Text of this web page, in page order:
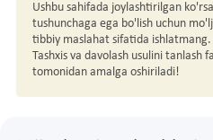
Ushbu sahifada joylashtirilgan
tushunchaga ega bo'lish uchun
tibbiy maslahat sifatida ishlatmang.
Tashxis va davolash usulini tanlash
tomonidan amalga oshiriladi!